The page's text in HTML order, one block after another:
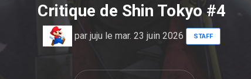
Critique de Shin Tokyo #4
par juju le mar. 23 juin 2026 STAFF